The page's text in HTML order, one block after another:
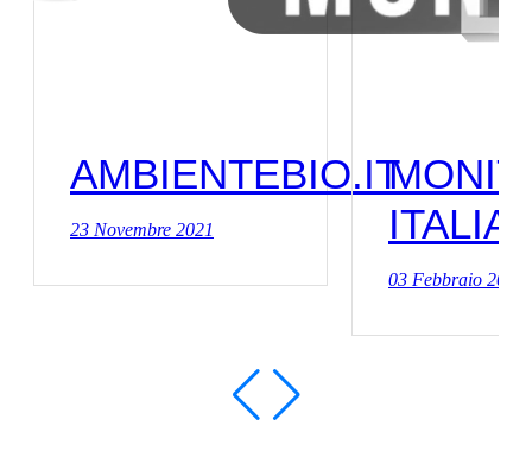
AMBIENTEBIO.IT
23 Novembre 2021
ITALIA7
03 Febbraio 2021